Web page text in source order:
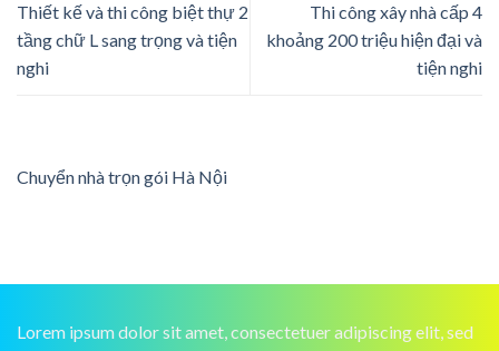
Thiết kế và thi công biệt thự 2
tầng chữ L sang trọng và tiện
nghi
Thi công xây nhà cấp 4
khoảng 200 triệu hiện đại và
tiện nghi
Chuyển nhà trọn gói Hà Nội
Lorem ipsum dolor sit amet, consectetuer adipiscing elit, sed